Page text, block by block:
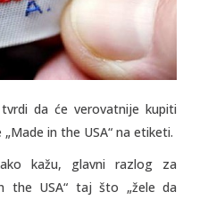
da će verovatnije kupiti
in the USA“ na etiketi.
kažu, glavni razlog za
the USA“ taj što „žele da